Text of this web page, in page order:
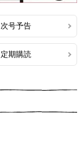
次号予告
定期購読